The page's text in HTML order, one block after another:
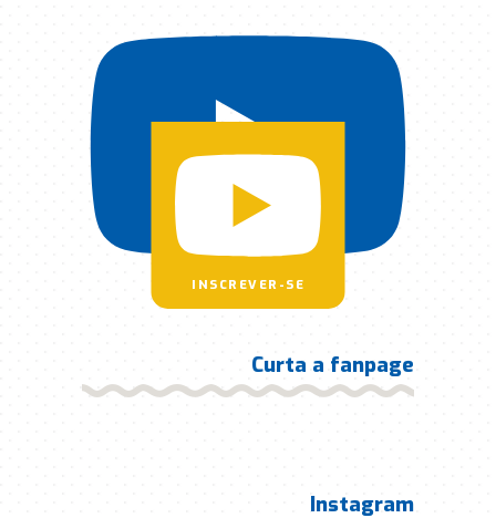
INSCREVER-SE
Curta a fanpage
Instagram